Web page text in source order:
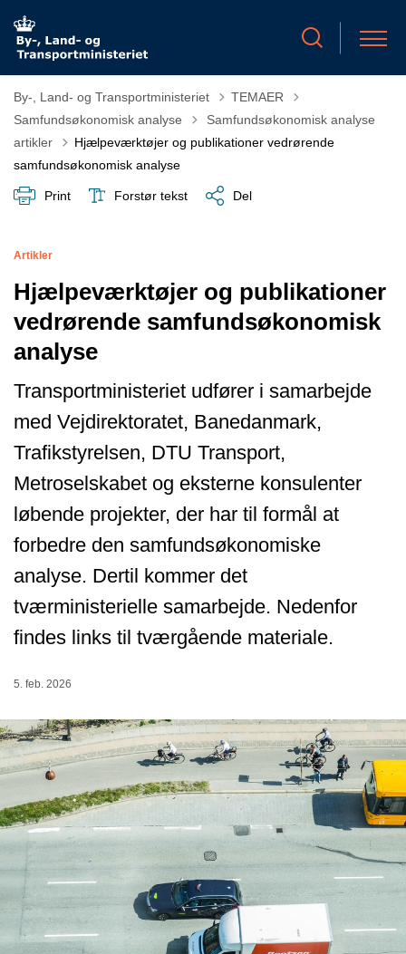
By-, Land- og Transportministeriet
TEMAER
Samfundsøkonomisk analyse
Tilbage til
Samfundsøkonomisk analyse
artikler
Hjælpeværktøjer og publikationer vedrørende
samfundsøkonomisk analyse
Print Forstør tekst Del
Artikler
Hjælpeværktøjer og publikationer
vedrørende samfundsøkonomisk
analyse
Transportministeriet udfører i samarbejde
med Vejdirektoratet, Banedanmark,
Trafikstyrelsen, DTU Transport,
Metroselskabet og eksterne konsulenter
løbende projekter, der har til formål at
forbedre den samfundsøkonomiske
analyse. Dertil kommer det
tværministerielle samarbejde. Nedenfor
findes links til tværgående materiale.
5. feb. 2026